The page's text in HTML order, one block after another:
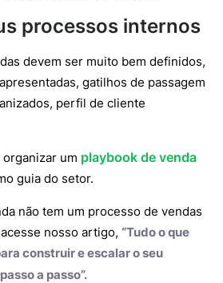
processos internos
devem ser muito bem definidos,
gatilhos de passagem
perfil de cliente
organizar um playbook de venda
guia do setor.
não tem um processo de vendas
nosso artigo, “Tudo o que
construir e escalar o seu
a passo”.